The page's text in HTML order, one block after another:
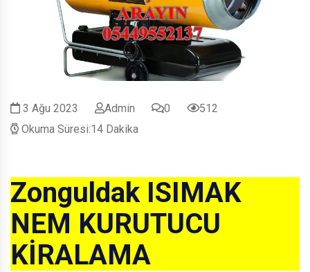
3 Ağu 2023 Admin 0
512
Okuma Süresi:14 Dakika
Zonguldak ISIMAK
NEM KURUTUCU
KİRALAMA